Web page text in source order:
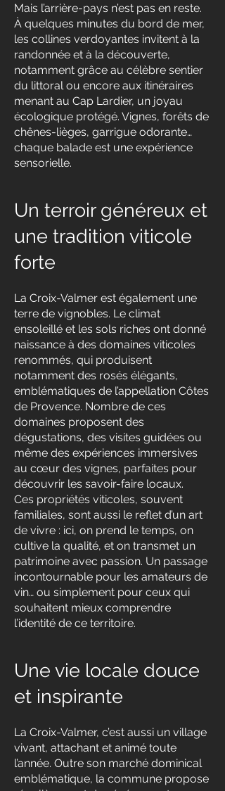
Mais l’arrière-pays n’est pas en reste.
À quelques minutes du bord de mer,
les collines verdoyantes invitent à la
randonnée et à la découverte,
notamment grâce au célèbre sentier
du littoral ou encore aux itinéraires
menant au Cap Lardier, un joyau
écologique protégé. Vignes, forêts de
chênes-lièges, garrigue odorante…
chaque balade est une expérience
sensorielle.
Un terroir généreux et
une tradition viticole
forte
La Croix-Valmer est également une
terre de vignobles. Le climat
ensoleillé et les sols riches ont donné
naissance à des domaines viticoles
renommés, qui produisent
notamment des rosés élégants,
emblématiques de l’appellation Côtes
de Provence. Nombre de ces
domaines proposent des
dégustations, des visites guidées ou
même des expériences immersives
au cœur des vignes, parfaites pour
découvrir les savoir-faire locaux.
Ces propriétés viticoles, souvent
familiales, sont aussi le reflet d’un art
de vivre : ici, on prend le temps, on
cultive la qualité, et on transmet un
patrimoine avec passion. Un passage
incontournable pour les amateurs de
vin… ou simplement pour ceux qui
souhaitent mieux comprendre
l’identité de ce territoire.
Une vie locale douce
et inspirante
La Croix-Valmer, c’est aussi un village
vivant, attachant et animé toute
l’année. Outre son marché dominical
emblématique, la commune propose